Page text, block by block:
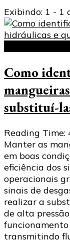
Exibindo: 1 - 1
Como
substituí-
Reading Time:
Manter as
em boas
eficiência dos
operacionais
sinais de
realizar a
de alta
transmitindo